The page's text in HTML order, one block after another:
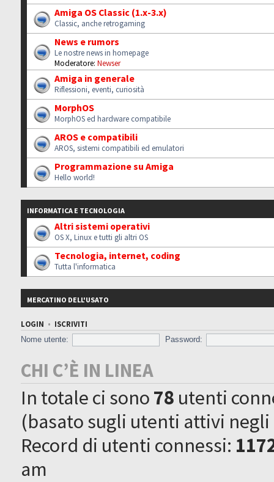
Amiga OS Classic (1.x-3.x)
Classic, anche retrogaming
News e rumors
Le nostre news in homepage
Moderatore: Newser
Amiga in generale
Riflessioni, eventi, curiosità
MorphOS
MorphOS ed hardware compatibile
AROS e compatibili
AROS, sistemi compatibili ed emulatori
Programmazione su Amiga
Hello world!
INFORMATICA E TECNOLOGIA
Altri sistemi operativi
OS X, Linux e tutti gli altri OS
Tecnologia, internet, coding
Tutta l'informatica
MERCATINO DELL'USATO
LOGIN • ISCRIVITI
Nome utente:
Password:
CHI C’È IN LINEA
In totale ci sono78 utenti
(basato sugli utenti attivi
Record di utenti connessi:
am